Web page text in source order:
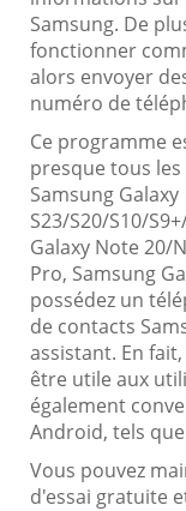
Samsung. De
fonctionner
alors envoyer
numéro de
Ce programme
presque tous
Samsung Galaxy
S23/S20/S10/
Galaxy Note 20/
Pro, Samsung
possédez un
de contacts
assistant. En
être utile aux
également
Android, tels que
Vous pouvez
d'essai gratuite